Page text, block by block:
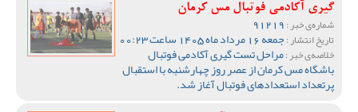
گیری آکادمی فوتبال مس کرمان
شماره‌ی خبر :
تاریخ انتشار :جمعه 16 مرداد ماه 1405 ساعت 00:23
خلاصه‌ی خبر :مراحل تست گیری آکادمی فوتبال
باشگاه مس کرمان از عصر روز چهارشنبه با استقبال
پرتعداد استعدادهای فوتبال آغاز شد.